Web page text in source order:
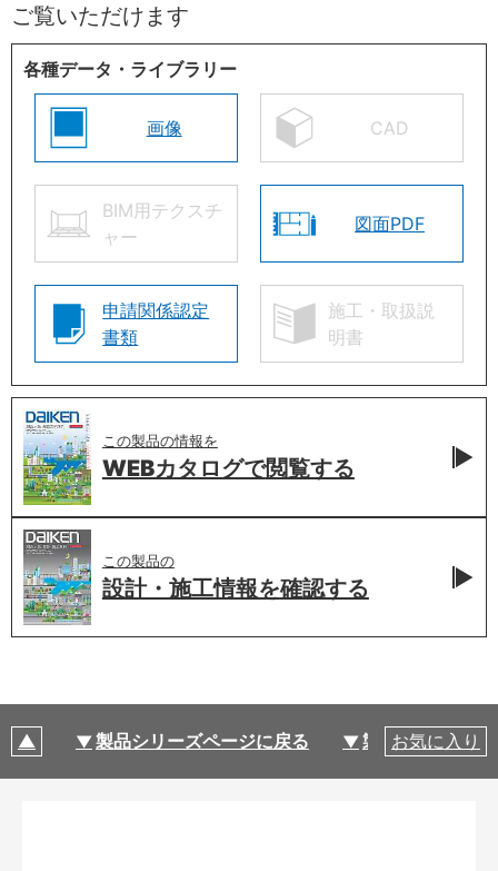
ご覧いただけます
各種データ・ライブラリー
画像 CAD
BIM用テクスチ
ャー
図面PDF
申請関係認定
書類
施工・取扱説
明書
この製品の情報を
WEBカタログで閲覧する
この製品の
設計・施工情報を確認する
製品シリーズページに戻る 製品仕様
お気に入り